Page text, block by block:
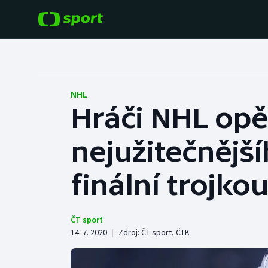
Hokej
Tenis
Atletika
Baseball a softbal
Basketbal
Biatlon
NHL
Hráči NHL
finální
ČT sport
14. 7. 2020 | Zdroj: ČT sport, ČTK